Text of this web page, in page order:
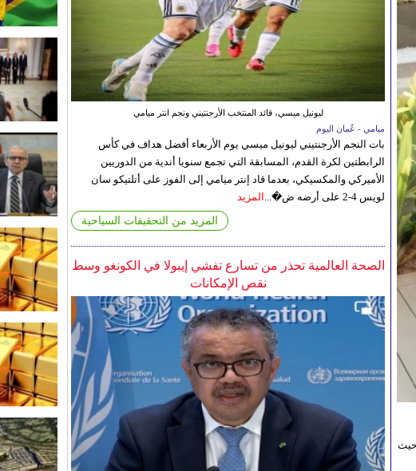
ليونيل ميسي، قائد المنتخب الأرجنتيني ونجم انتر ميامي
ميامي - عُمان اليوم
بات النجم الأرجنتيني ليونيل ميسي يوم الأربعاء أفضل هداف في كأس
الرابطتين لكرة القدم، المسابقة التي تجمع سنويا أندية من الدوريين
الأميركي والمكسيكي، بعدما قاد إنتر ميامي إلى الفوز على أتلتيكو سان
لويس 4-2 على أرضه ض�...
المزيد
المزيد من التحقيقات السياحية
الصحة العالمية تحذر من تسارع تفشي إيبولا في الكونغو وسط
نقص الإمكانات
حيث